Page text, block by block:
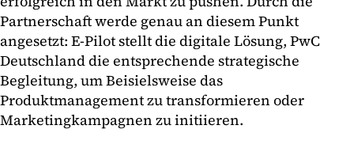
Partnerschaft werde genau an diesem Punkt
angesetzt: E-Pilot stellt die digitale Lösung, PwC
Deutschland die entsprechende strategische
Begleitung, um Beisielsweise das
Produktmanagement zu transformieren oder
Marketingkampagnen zu initiieren.